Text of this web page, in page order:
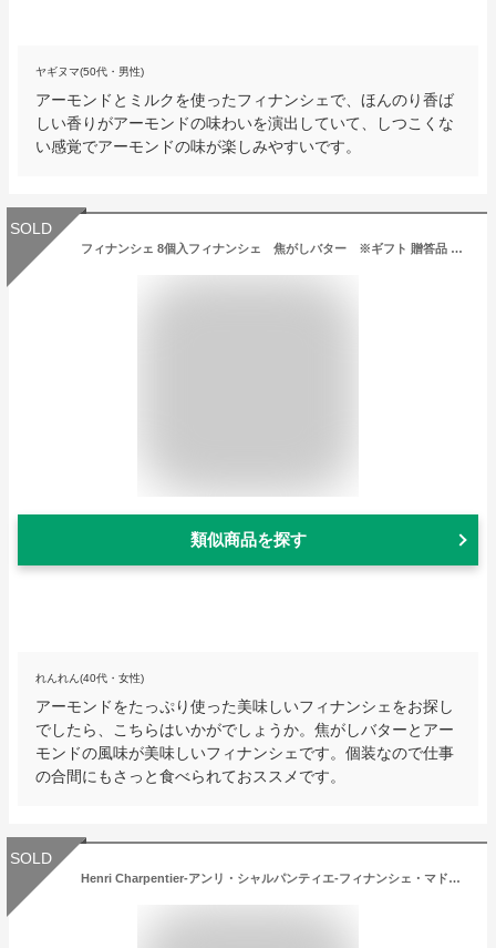
ヤギヌマ(50代・男性)
アーモンドとミルクを使ったフィナンシェで、ほんのり香ば
しい香りがアーモンドの味わいを演出していて、しつこくな
い感覚でアーモンドの味が楽しみやすいです。
SOLD
フィナンシェ 8個入フィナンシェ 焦がしバター ※ギフト 贈答品 詰め合わせ 出産内祝 結婚御祝 内祝 スイーツ ブランド 百貨店 贈り物 個包装 お中元 御中元 暑中御見舞 残暑御見舞
類似商品を探す
れんれん(40代・女性)
アーモンドをたっぷり使った美味しいフィナンシェをお探し
でしたら、こちらはいかがでしょうか。焦がしバターとアー
モンドの風味が美味しいフィナンシェです。個装なので仕事
の合間にもさっと食べられておススメです。
SOLD
Henri Charpentier-アンリ・シャルパンティエ-フィナンシェ・マドレーヌ詰合せご挨拶 ギフト 出産内祝い 新築内祝い 快気祝い 結婚内祝い 内祝い お返し お中元 法要 香典返し 粗供養